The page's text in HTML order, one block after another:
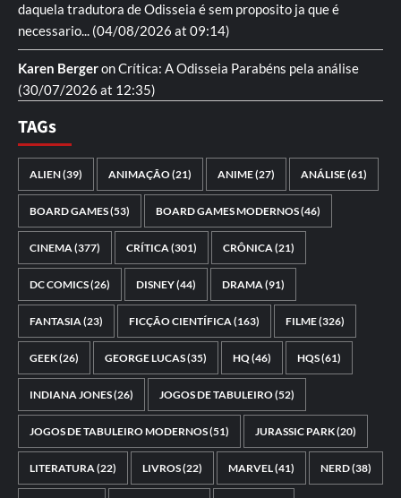
daquela tradutora de Odisseia é sem proposito ja que é
necessario... (04/08/2026 at 09:14)
Karen BergeronCrítica: A Odisseia Parabéns pela análise
(30/07/2026 at 12:35)
TAGs
ALIEN(39) ANIMAÇÃO(21) ANIME(27) ANÁLISE(61)
BOARD GAMES(53) BOARD GAMES MODERNOS(46)
CINEMA(377) CRÍTICA(301) CRÔNICA(21)
DC COMICS(26) DISNEY(44) DRAMA(91)
FANTASIA(23) FICÇÃO CIENTÍFICA(163) FILME(326)
GEEK(26) GEORGE LUCAS(35) HQ(46) HQS(61)
INDIANA JONES(26) JOGOS DE TABULEIRO(52)
JOGOS DE TABULEIRO MODERNOS(51) JURASSIC PARK(20)
LITERATURA(22) LIVROS(22) MARVEL(41) NERD(38)